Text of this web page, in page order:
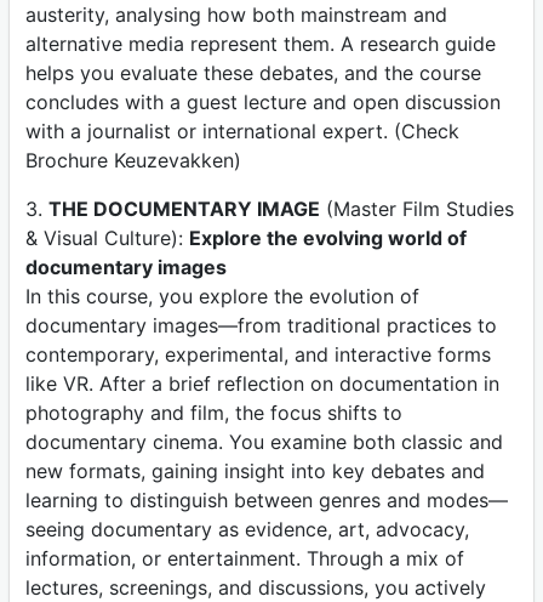
austerity, analysing how both mainstream and
alternative media represent them. A research guide
helps you evaluate these debates, and the course
concludes with a guest lecture and open discussion
with a journalist or international expert. (Check
Brochure Keuzevakken)
3. THE DOCUMENTARY IMAGE (Master Film Studies
& Visual Culture): Explore the evolving world of
documentary images
In this course, you explore the evolution of
documentary images—from traditional practices to
contemporary, experimental, and interactive forms
like VR. After a brief reflection on documentation in
photography and film, the focus shifts to
documentary cinema. You examine both classic and
new formats, gaining insight into key debates and
learning to distinguish between genres and modes—
seeing documentary as evidence, art, advocacy,
information, or entertainment. Through a mix of
lectures, screenings, and discussions, you actively